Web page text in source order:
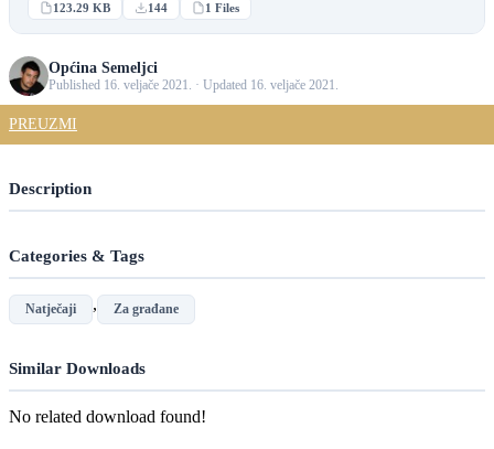
123.29 KB 144 1 Files
Općina Semeljci
Published 16. veljače 2021. · Updated 16. veljače 2021.
PREUZMI
Description
Categories & Tags
Natječaji , Za građane
Similar Downloads
No related download found!